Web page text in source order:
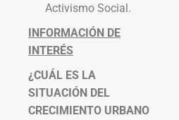
Activismo Social.
INFORMACIÓN DE
INTERÉS
¿CUÁL ES LA
SITUACIÓN DEL
CRECIMIENTO URBANO